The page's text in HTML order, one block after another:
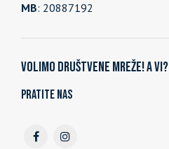
MB: 20887192
Volimo društvene mreže! A vi?
Pratite nas